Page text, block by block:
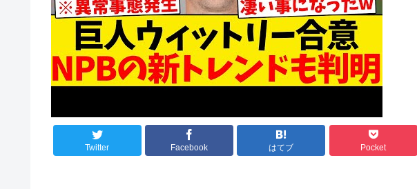
Twitter Facebook はてブ Pocket